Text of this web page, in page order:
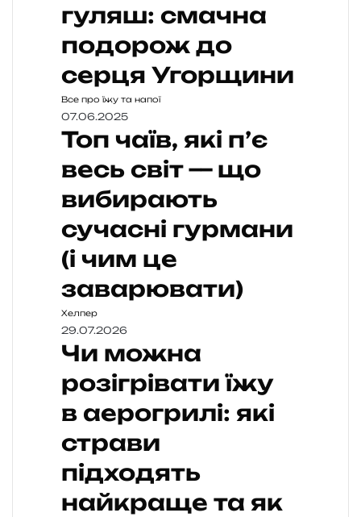
гуляш: смачна
подорож до
серця Угорщини
Все про їжу та напої
07.06.2025
Топ чаїв, які п’є
весь світ — що
вибирають
сучасні гурмани
(і чим це
заварювати)
Хелпер
29.07.2026
Чи можна
розігрівати їжу
в аерогрилі: які
страви
підходять
найкраще та як